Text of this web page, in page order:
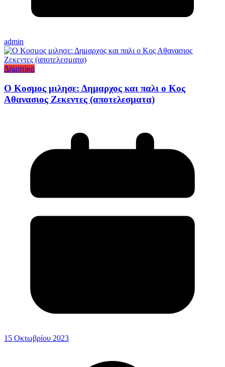
admin
Δημοτικα
Ο Κοσμος μιλησε: Δημαρχος και παλι ο Κος
Αθανασιος Ζεκεντες (αποτελεσματα)
15 Οκτωβρίου 2023